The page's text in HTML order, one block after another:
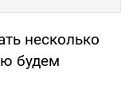
несколько
будем